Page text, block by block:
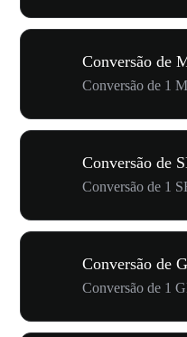
Conversão de
Conversão de 1
Conversão de
Conversão de 1
Conversão de
Conversão de 1